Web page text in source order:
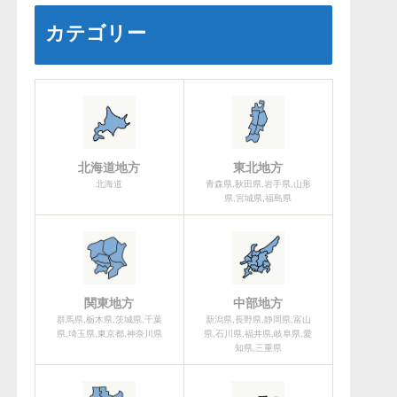
カテゴリー
北海道地方
北海道
東北地方
青森県,秋田県,岩手県,山形
県,宮城県,福島県
関東地方
群馬県,栃木県,茨城県,千葉
県,埼玉県,東京都,神奈川県
中部地方
新潟県,長野県,静岡県,富山
県,石川県,福井県,岐阜県,愛
知県,三重県